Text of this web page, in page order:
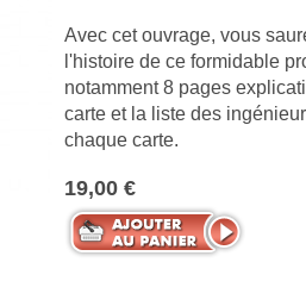
Avec cet ouvrage, vous
l'histoire de ce formidable
notamment 8 pages
carte et la liste des
chaque carte.
19,00 €